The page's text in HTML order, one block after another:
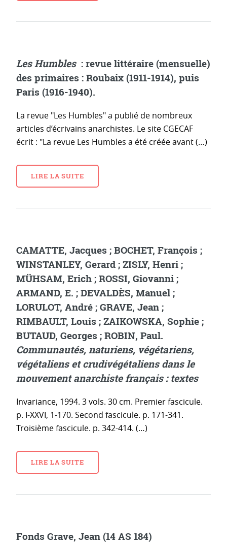
Les Humbles : revue littéraire (mensuelle)
des primaires : Roubaix (1911-1914), puis
Paris (1916-1940).
La revue "Les Humbles" a publié de nombreux
articles d’écrivains anarchistes. Le site CGECAF
écrit : "La revue Les Humbles a été créée avant (…)
LIRE LA SUITE
CAMATTE, Jacques ; BOCHET, François ;
WINSTANLEY, Gerard ; ZISLY, Henri ;
MÜHSAM, Erich ; ROSSI, Giovanni ;
ARMAND, E. ; DEVALDÈS, Manuel ;
LORULOT, André ; GRAVE, Jean ;
RIMBAULT, Louis ; ZAIKOWSKA, Sophie ;
BUTAUD, Georges ; ROBIN, Paul.
Communautés, naturiens, végétariens,
végétaliens et crudivégétaliens dans le
mouvement anarchiste français : textes
Invariance, 1994. 3 vols. 30 cm. Premier fascicule.
p. I-XXVI, 1-170. Second fascicule. p. 171-341.
Troisième fascicule. p. 342-414. (…)
LIRE LA SUITE
Fonds Grave, Jean (14 AS 184)